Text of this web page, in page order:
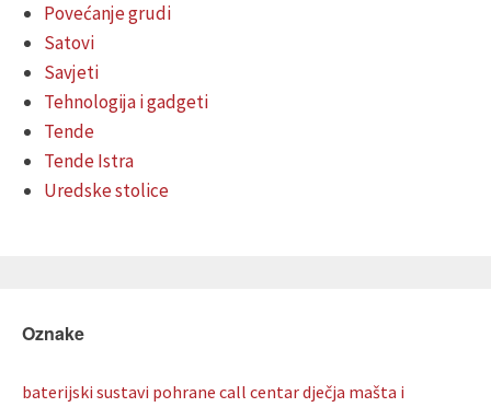
Povećanje grudi
Satovi
Savjeti
Tehnologija i gadgeti
Tende
Tende Istra
Uredske stolice
Oznake
baterijski sustavi pohrane call centardječja mašta i